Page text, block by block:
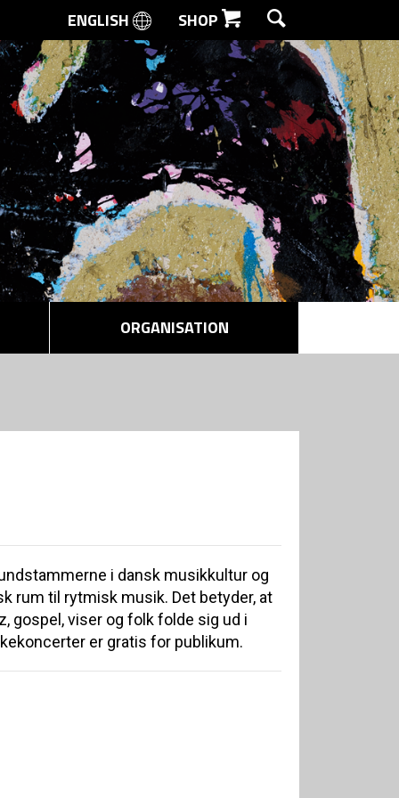
SØG
ENGLISH SHOP
ORGANISATION
i dansk musikkultur og
rum til rytmisk musik. Det betyder, at
gospel, viser og folk folde sig ud i
er gratis for publikum.